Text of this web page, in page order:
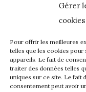
Gérer
cookies
Pour offrir les meilleures
telles que les cookies
appareils. Le fait de
traiter des données telles
uniques sur ce site. Le fait
consentement peut avoir